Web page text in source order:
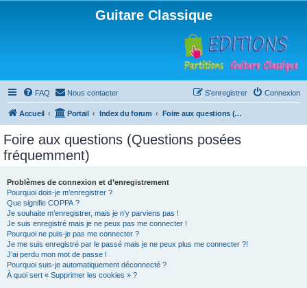
Guitare Classique
FAQ Nous contacter Connexion
S’enregistrer
Accueil Portail Index du forum Foire aux questions (Questions posées fréquemment)
Foire aux questions (Questions posées
fréquemment)
Problèmes de connexion et d’enregistrement
Pourquoi dois-je m’enregistrer ?
Que signifie COPPA ?
Je souhaite m’enregistrer, mais je n’y parviens pas !
Je suis enregistré mais je ne peux pas me connecter !
Pourquoi ne puis-je pas me connecter ?
Je me suis enregistré par le passé mais je ne peux plus me connecter ?!
J’ai perdu mon mot de passe !
Pourquoi suis-je automatiquement déconnecté ?
À quoi sert « Supprimer les cookies » ?